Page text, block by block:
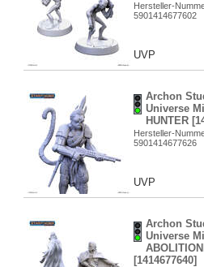
Hersteller-
5901414677602
UVP
Archon
Universe
HUNTER
Hersteller-
5901414677626
UVP
Archon
Universe
[1414677640]